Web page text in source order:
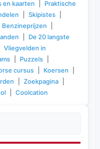
en kaarten
Praktische
Skipistes
Benzineprijzen
De 20 langste
Vliegvelden in
Puzzels
cursus Koersen
Zoekpagina
Coolcation